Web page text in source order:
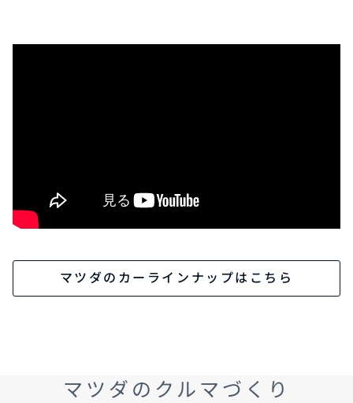
マツダのカーラインナップはこちら
マツダのクルマづくり